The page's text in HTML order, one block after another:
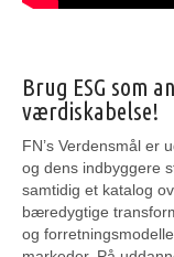
Brug ESG som
værdiskabelse!
FN’s Verdensmål er
og dens indbyggere
samtidig et katalog
bæredygtige
og